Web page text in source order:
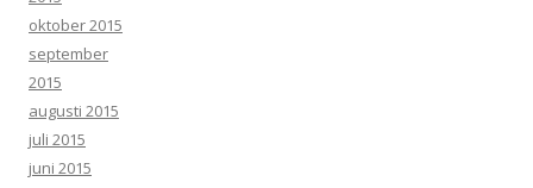
oktober 2015
september
2015
augusti 2015
juli 2015
juni 2015